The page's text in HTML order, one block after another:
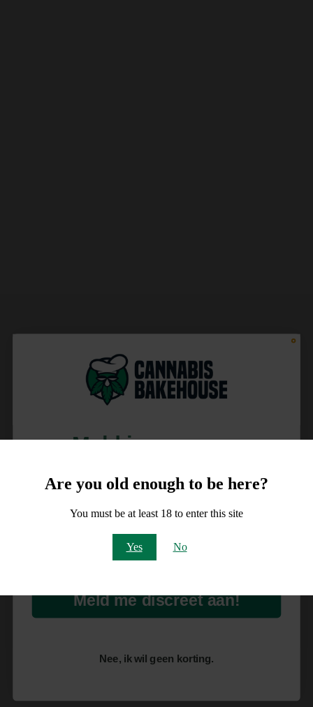
Are you old enough to be here?
You must be at least 18 to enter this site
Yes No
Meld je aan voor
10% korting
op je order!
Meld me discreet aan!
Nee, ik wil geen korting.